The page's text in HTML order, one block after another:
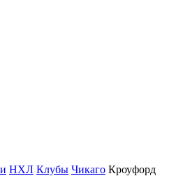
НХЛ Клубы Чикаго Кроуфорд